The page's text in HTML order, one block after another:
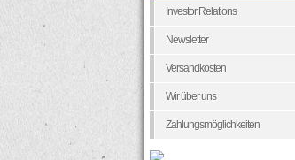
Investor Relations
Newsletter
Versandkosten
Wir über uns
Zahlungsmöglichkeiten